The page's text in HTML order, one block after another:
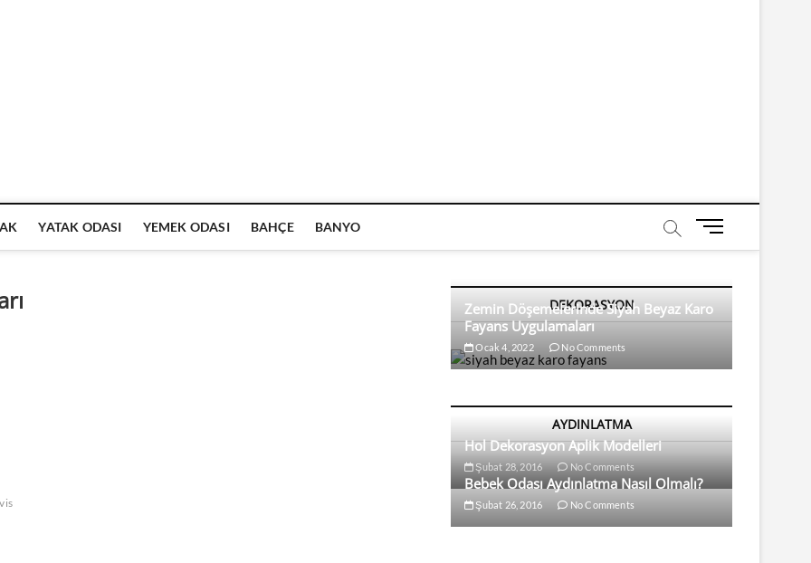
YATAK ODASI YEMEK ODASI BAHÇE BANYO
M
u
B
u
n
DEKORASYON
Zemin Döşemelerinde Siyah Beyaz Karo
Fayans Uygulamaları
Ocak 4, 2022 No Comments
AYDINLATMA
Hol Dekorasyon Aplik Modelleri
Şubat 28, 2016 No Comments
Bebek Odası Aydınlatma Nasıl Olmalı?
Şubat 26, 2016 No Comments